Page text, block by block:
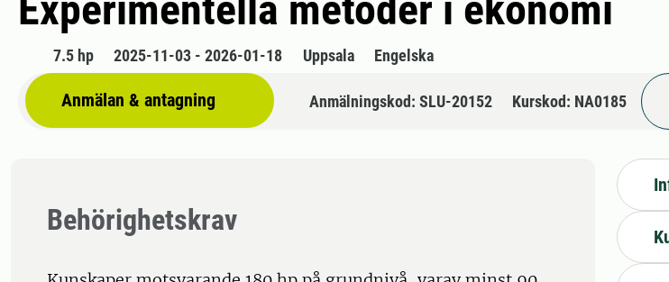
7.5 hp 2025-11-03 - 2026-01-18 Uppsala Engelska
Anmälan & antagning Anmälningskod: SLU-20152 Kurskod: NA0185
Behörighetskrav